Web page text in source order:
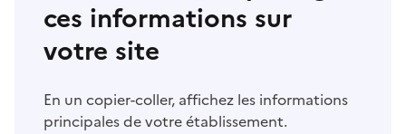
ces informations sur
votre site
En un copier-coller, affichez les informations
principales de votre établissement.